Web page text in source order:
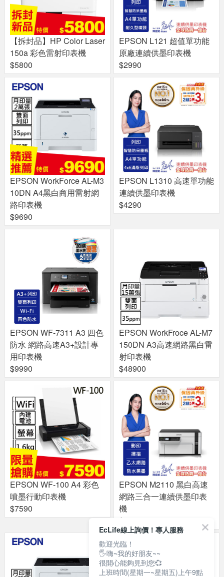
【拆封品】HP Color Laser
150a 彩色雷射印表機
$5800
EPSON L121 超值單功能
原廠連續供墨印表機
$2990
EPSON WorkForce AL-M3
10DN A4黑白商用雷射網
路印表機
$9690
EPSON L1310 高速單功能
連續供墨印表機
$4290
EPSON WF-7311 A3 四色
防水 網路高速A3+設計專
用印表機
$9990
EPSON WorkFroce AL-M7
150DN A3高速網路黑白雷
射印表機
$48900
EPSON WF-100 A4 彩色
噴墨行動印表機
$7590
EPSON M2110 黑白高速
網路三合一連續供墨印表
機
$6990
EcLife線上詢價！專人服務
歡迎光臨！
🖐嗨~我的好朋友~~
很開心能夠見到您💞
上班時間(星期一~星期五)上午9點